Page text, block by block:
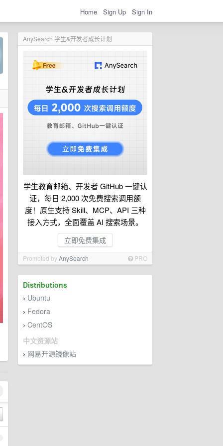
Home Sign Up Sign In
AnySearch 学生&开发者成长计划
学生教育邮箱、开发者 GitHub 一键认
证，每日 2,000 次免费搜索调用额
度！原生支持 Skill、MCP、API 三种
接入方式，全面覆盖 AI 搜索场景。
立即免费集成
Promoted byAnySearch PRO
Distributions
› Ubuntu
› Fedora
› CentOS
中文资源站
› 网易开源镜像站